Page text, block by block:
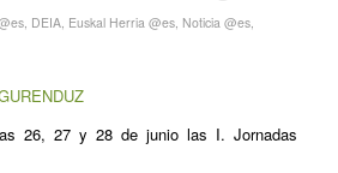
, DEIA, Euskal Herria @es, Noticia @es,
26, 27 y 28 de junio las I. Jornadas